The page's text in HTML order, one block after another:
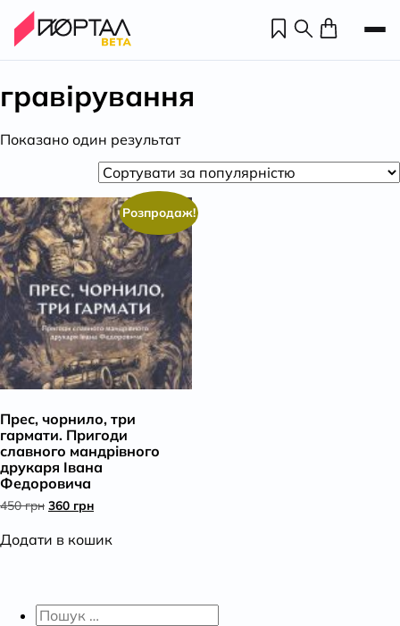
гравірування
Показано один результат
Розпродаж!
Прес, чорнило, три
гармати. Пригоди
славного мандрівного
друкаря Івана
Федоровича
450грн Оригінальна
360 грнПоточна
Додати в кошик
Пошук: